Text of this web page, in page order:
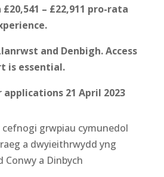
– £22,911 pro-rata
and Denbigh. Access
is essential.
21 April 2023
grwpiau cymunedol
a dwyieithrwydd yng
Conwy a Dinbych